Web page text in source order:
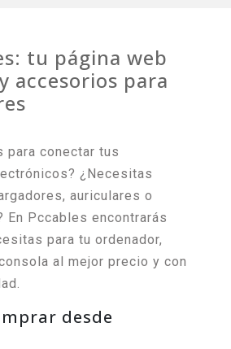
tu página web
accesorios para
para conectar tus
¿Necesitas
auriculares o
En Pccables encontrarás
para tu ordenador,
al mejor precio y con
desde